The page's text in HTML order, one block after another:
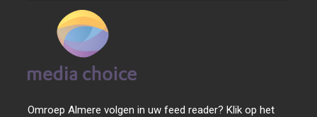
Omroep Almere volgen in uw feed reader? Klik op het